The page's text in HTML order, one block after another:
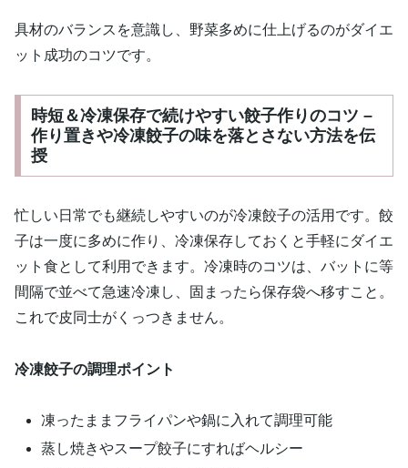
具材のバランスを意識し、野菜多めに仕上げるのがダイエ
ット成功のコツです。
時短＆冷凍保存で続けやすい餃子作りのコツ –
作り置きや冷凍餃子の味を落とさない方法を伝
授
忙しい日常でも継続しやすいのが冷凍餃子の活用です。餃
子は一度に多めに作り、冷凍保存しておくと手軽にダイエ
ット食として利用できます。冷凍時のコツは、バットに等
間隔で並べて急速冷凍し、固まったら保存袋へ移すこと。
これで皮同士がくっつきません。
冷凍餃子の調理ポイント
凍ったままフライパンや鍋に入れて調理可能
蒸し焼きやスープ餃子にすればヘルシー